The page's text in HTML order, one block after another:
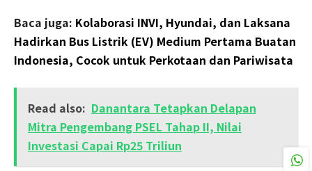
Baca juga: Kolaborasi INVI, Hyundai, dan Laksana
Hadirkan Bus Listrik (EV) Medium Pertama Buatan
Indonesia, Cocok untuk Perkotaan dan Pariwisata
Read also: Danantara Tetapkan Delapan
Mitra Pengembang PSEL Tahap II, Nilai
Investasi Capai Rp25 Triliun